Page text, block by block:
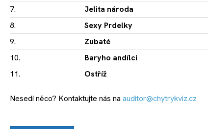
7.
Jelita národa
8.
Sexy Prdelky
9.
Zubaté
10.
Baryho andílci
11.
Ostříž
Nesedí něco? Kontaktujte nás na auditor@chytrykviz.cz